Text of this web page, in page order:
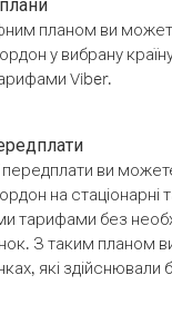
планом ви
у вибрану
Viber.
передплати ви
на стаціонарні
тарифами без
З таким планом
які здійснювали